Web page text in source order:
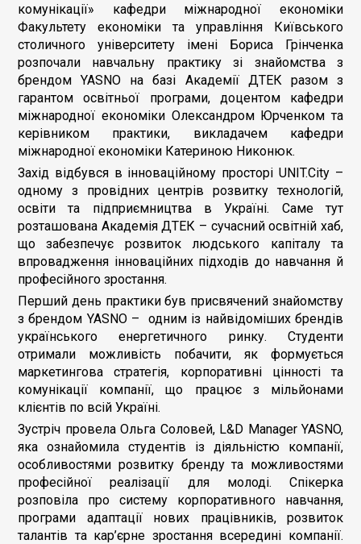
комунікації» кафедри міжнародної економіки
Факультету економіки та управління Київського
столичного університету імені Бориса Грінченка
розпочали навчальну практику зі знайомства з
брендом YASNO на базі Академії ДТЕК разом з
гарантом освітньої програми, доцентом кафедри
міжнародної економіки Олександром Юрченком та
керівником практики, викладачем кафедри
міжнародної економіки Катериною Никонюк.
Захід відбувся в інноваційному просторі UNIT.City –
одному з провідних центрів розвитку технологій,
освіти та підприємництва в Україні. Саме тут
розташована Академія ДТЕК – сучасний освітній хаб,
що забезпечує розвиток людського капіталу та
впровадження інноваційних підходів до навчання й
професійного зростання.
Перший день практики був присвячений знайомству
з брендом YASNO – одним із найвідоміших брендів
українського енергетичного ринку. Студенти
отримали можливість побачити, як формується
маркетингова стратегія, корпоративні цінності та
комунікації компанії, що працює з мільйонами
клієнтів по всій Україні.
Зустріч провела Ольга Соловей, L&D Manager YASNO,
яка ознайомила студентів із діяльністю компанії,
особливостями розвитку бренду та можливостями
професійної реалізації для молоді. Спікерка
розповіла про систему корпоративного навчання,
програми адаптації нових працівників, розвиток
талантів та кар’єрне зростання всередині компанії.